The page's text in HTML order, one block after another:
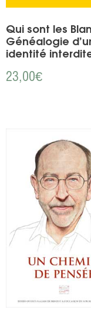
Qui sont les
Généalogie
identité
23,00€